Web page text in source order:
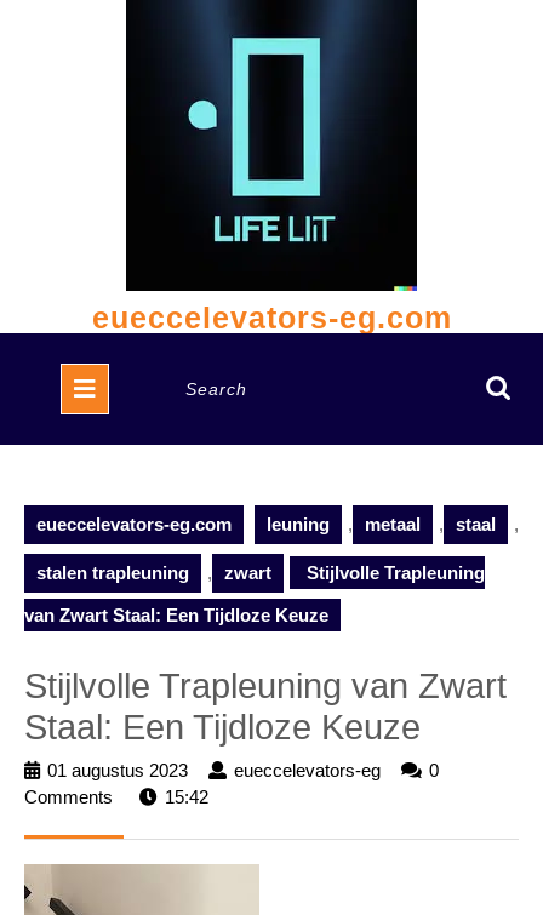
eueccelevators-eg.com
Open
Button
eueccelevators-eg.com leuning , metaal , staal ,
stalen trapleuning , zwart Stijlvolle Trapleuning
van Zwart Staal: Een Tijdloze Keuze
Stijlvolle Trapleuning van Zwart
Staal: Een Tijdloze Keuze
01 augustus 2023
01
augustus
eueccelevators-eg
eueccelevators-
0
Comments
15:42